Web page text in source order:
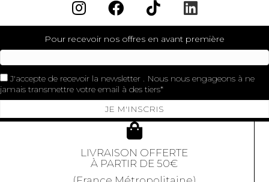
Pour recevoir nos offres en avant première
J'accepte de recevoir la newsletter . Nous nous engageons à ne
jamais transmettre votre email à des tiers
JE M'INSCRIS
LIVRAISON OFFERTE
À PARTIR DE 50€